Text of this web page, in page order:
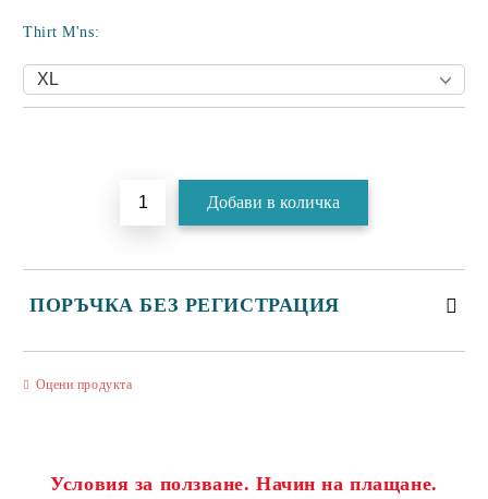
Thirt M'ns:
ПОРЪЧКА БЕЗ РЕГИСТРАЦИЯ
Оцени продукта
Условия за ползване. Начин на плащане.